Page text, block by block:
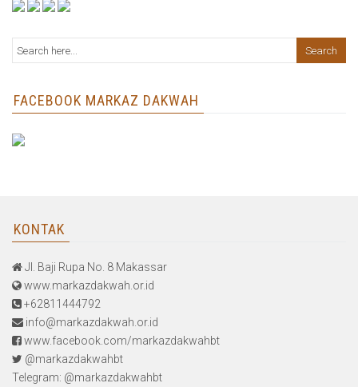
FACEBOOK MARKAZ DAKWAH
KONTAK
Jl. Baji Rupa No. 8 Makassar
www.markazdakwah.or.id
+62811444792
info@markazdakwah.or.id
www.facebook.com/markazdakwahbt
@markazdakwahbt
Telegram: @markazdakwahbt